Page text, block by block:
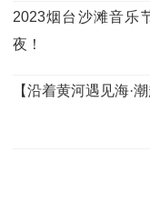
2023烟台沙滩音乐
夜！
【沿着黄河遇见海·